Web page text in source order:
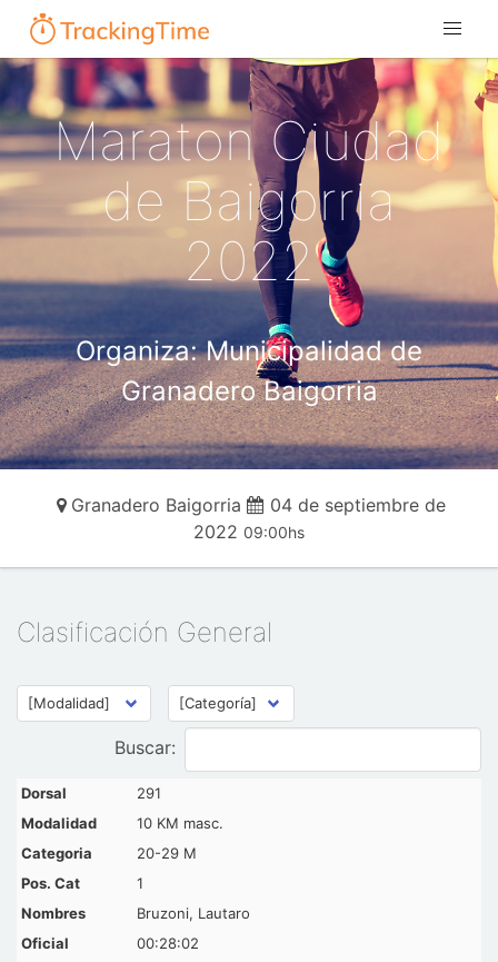
Maraton Ciudad
de Baigorria
2022
Organiza: Municipalidad de
Granadero Baigorria
Granadero Baigorria
04 de septiembre de
2022 09:00hs
Clasificación General
Buscar:
291
10 KM masc.
20-29 M
1
Bruzoni, Lautaro
00:28:02